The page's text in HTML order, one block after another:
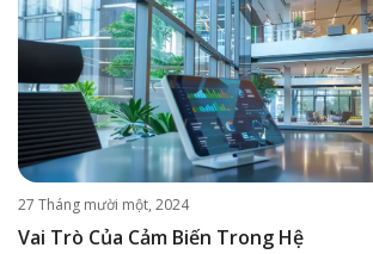
27 Tháng mười một, 2024
Vai Trò Của Cảm Biến Trong Hệ